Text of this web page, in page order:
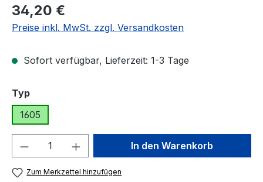
Regulärer Preis:
34,20 €
Preise inkl. MwSt. zzgl. Versandkosten
Sofort verfügbar, Lieferzeit: 1-3 Tage
Typauswählen
1605
Produkt Anzahl: Gib denIn den Warenkorb
Zum Merkzettel hinzufügen